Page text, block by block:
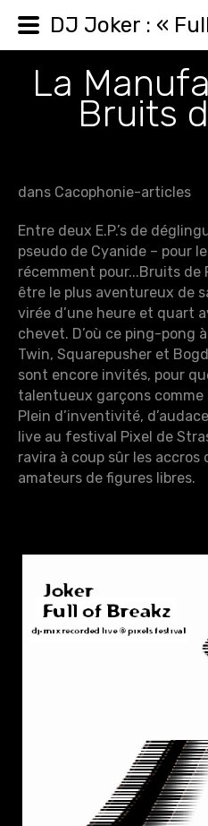
La
Bruits
dans Cacophonie-articles
Entre deux E.P.’s de
pseudo de Cyanide – pour
récemment pour...Bruits
être le plus aventureux de
virée d’une heure et quart
chevet. D’où ce ping-pong
Twin, Squarepusher et
sont encore invités, pour
talentueux garçons comme
Plein d’inventivité,
live au festival Pixel de
ravira à coup sûr les accros
amateurs de figures libres.